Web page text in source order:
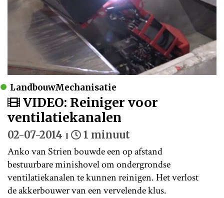
LandbouwMechanisatie
VIDEO: Reiniger voor
ventilatiekanalen
02-07-2014 1 minuut
Anko van Strien bouwde een op afstand
bestuurbare minishovel om ondergrondse
ventilatiekanalen te kunnen reinigen. Het verlost
de akkerbouwer van een vervelende klus.